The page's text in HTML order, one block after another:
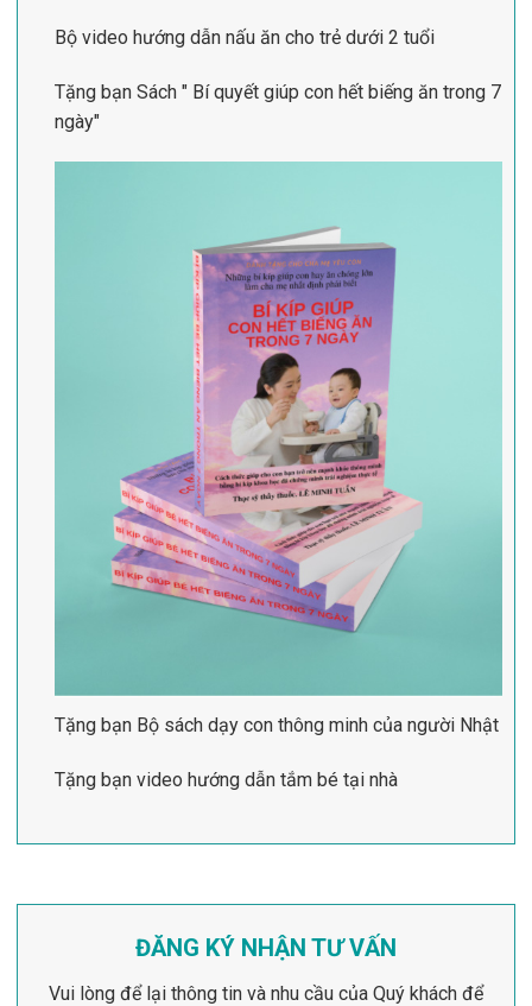
Bộ video hướng dẫn nấu ăn cho trẻ dưới 2 tuổi
Tặng bạn Sách " Bí quyết giúp con hết biếng ăn trong 7
ngày"
Tặng bạn Bộ sách dạy con thông minh của người Nhật
Tặng bạn video hướng dẫn tắm bé tại nhà
ĐĂNG KÝ NHẬN TƯ VẤN
Vui lòng để lại thông tin và nhu cầu của Quý khách để